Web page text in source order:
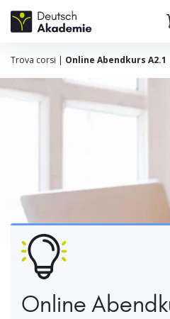
Trova corsi | Online Abendkurs A2.1
Online